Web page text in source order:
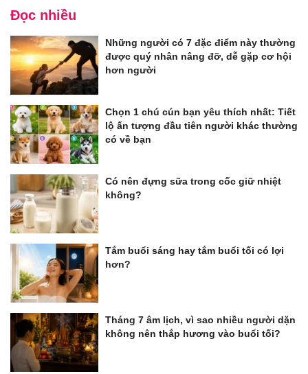
Đọc nhiều
Những người có 7 đặc điểm này thường
được quý nhân nâng đỡ, dễ gặp cơ hội
hơn người
Chọn 1 chú cún bạn yêu thích nhất: Tiết
lộ ấn tượng đầu tiên người khác thường
có về bạn
Có nên đựng sữa trong cốc giữ nhiệt
không?
Tắm buổi sáng hay tắm buổi tối có lợi
hơn?
Tháng 7 âm lịch, vì sao nhiều người dặn
không nên thắp hương vào buổi tối?